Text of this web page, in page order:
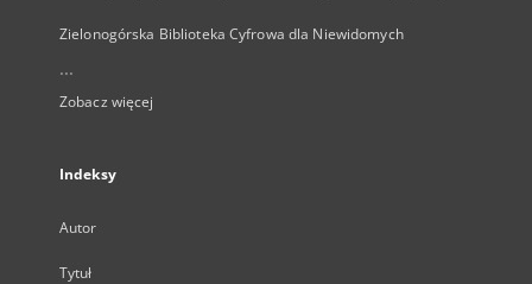
Zielonogórska Biblioteka Cyfrowa dla Niewidomych
...
Zobacz więcej
Indeksy
Autor
Tytuł